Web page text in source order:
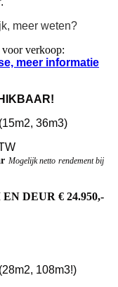
meer weten?
verkoop:
meer informatie
36m3)
Mogelijk netto rendement bij
DEUR € 24.950,-
108m3!)